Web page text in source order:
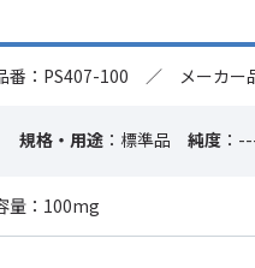
番：PS407-100 ／ メーカー
規格・用途 ：標準品 純度 ：
量：100mg